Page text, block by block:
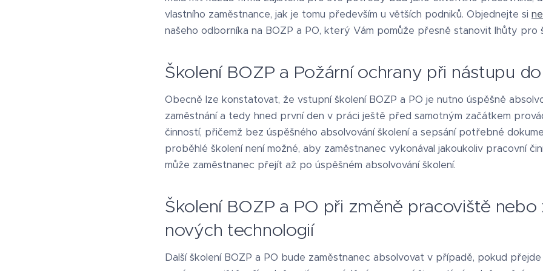
vlastního zaměstnance, jak je tomu především u větších podniků. Objednejte si
našeho odborníka na BOZP a PO, který Vám pomůže přesně stanovit lhůty pro
Školení BOZP a Požární ochrany při nástupu
Obecně lze konstatovat, že vstupní školení BOZP a PO je nutno úspěšně
zaměstnání a tedy hned první den v práci ještě před samotným začátkem
činností, přičemž bez úspěšného absolvování školení a sepsání potřebné
proběhlé školení není možné, aby zaměstnanec vykonával jakoukoliv pracovní
může zaměstnanec přejít až po úspěšném absolvování školení.
Školení BOZP a PO při změně pracoviště nebo
nových technologií
Další školení BOZP a PO bude zaměstnanec absolvovat v případě, pokud